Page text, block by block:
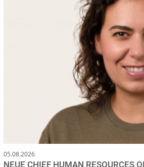
05.08.2026
NEUE CHIEF HUMAN RESOURCES